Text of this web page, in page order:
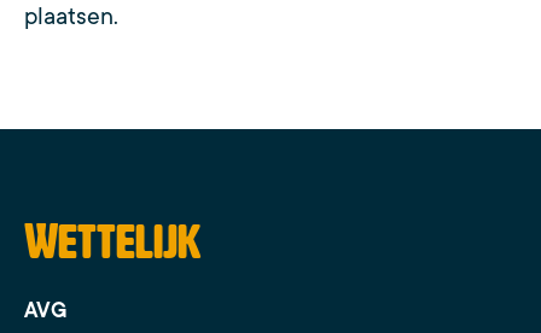
plaatsen.
Wettelijk
AVG